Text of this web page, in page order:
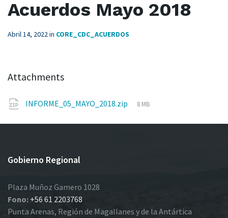
Acuerdos Mayo 2018
Abril 14, 2022in CORE_CDC_ACUERDOS
Attachments
INFORME_05_MAYO_2018.zip
File
8 MB
Gobierno Regional
Plaza Muñoz Gamero 1028
Fono: +56 61 2203768
Punta Arenas, Región de Magallanes y de la Antártica